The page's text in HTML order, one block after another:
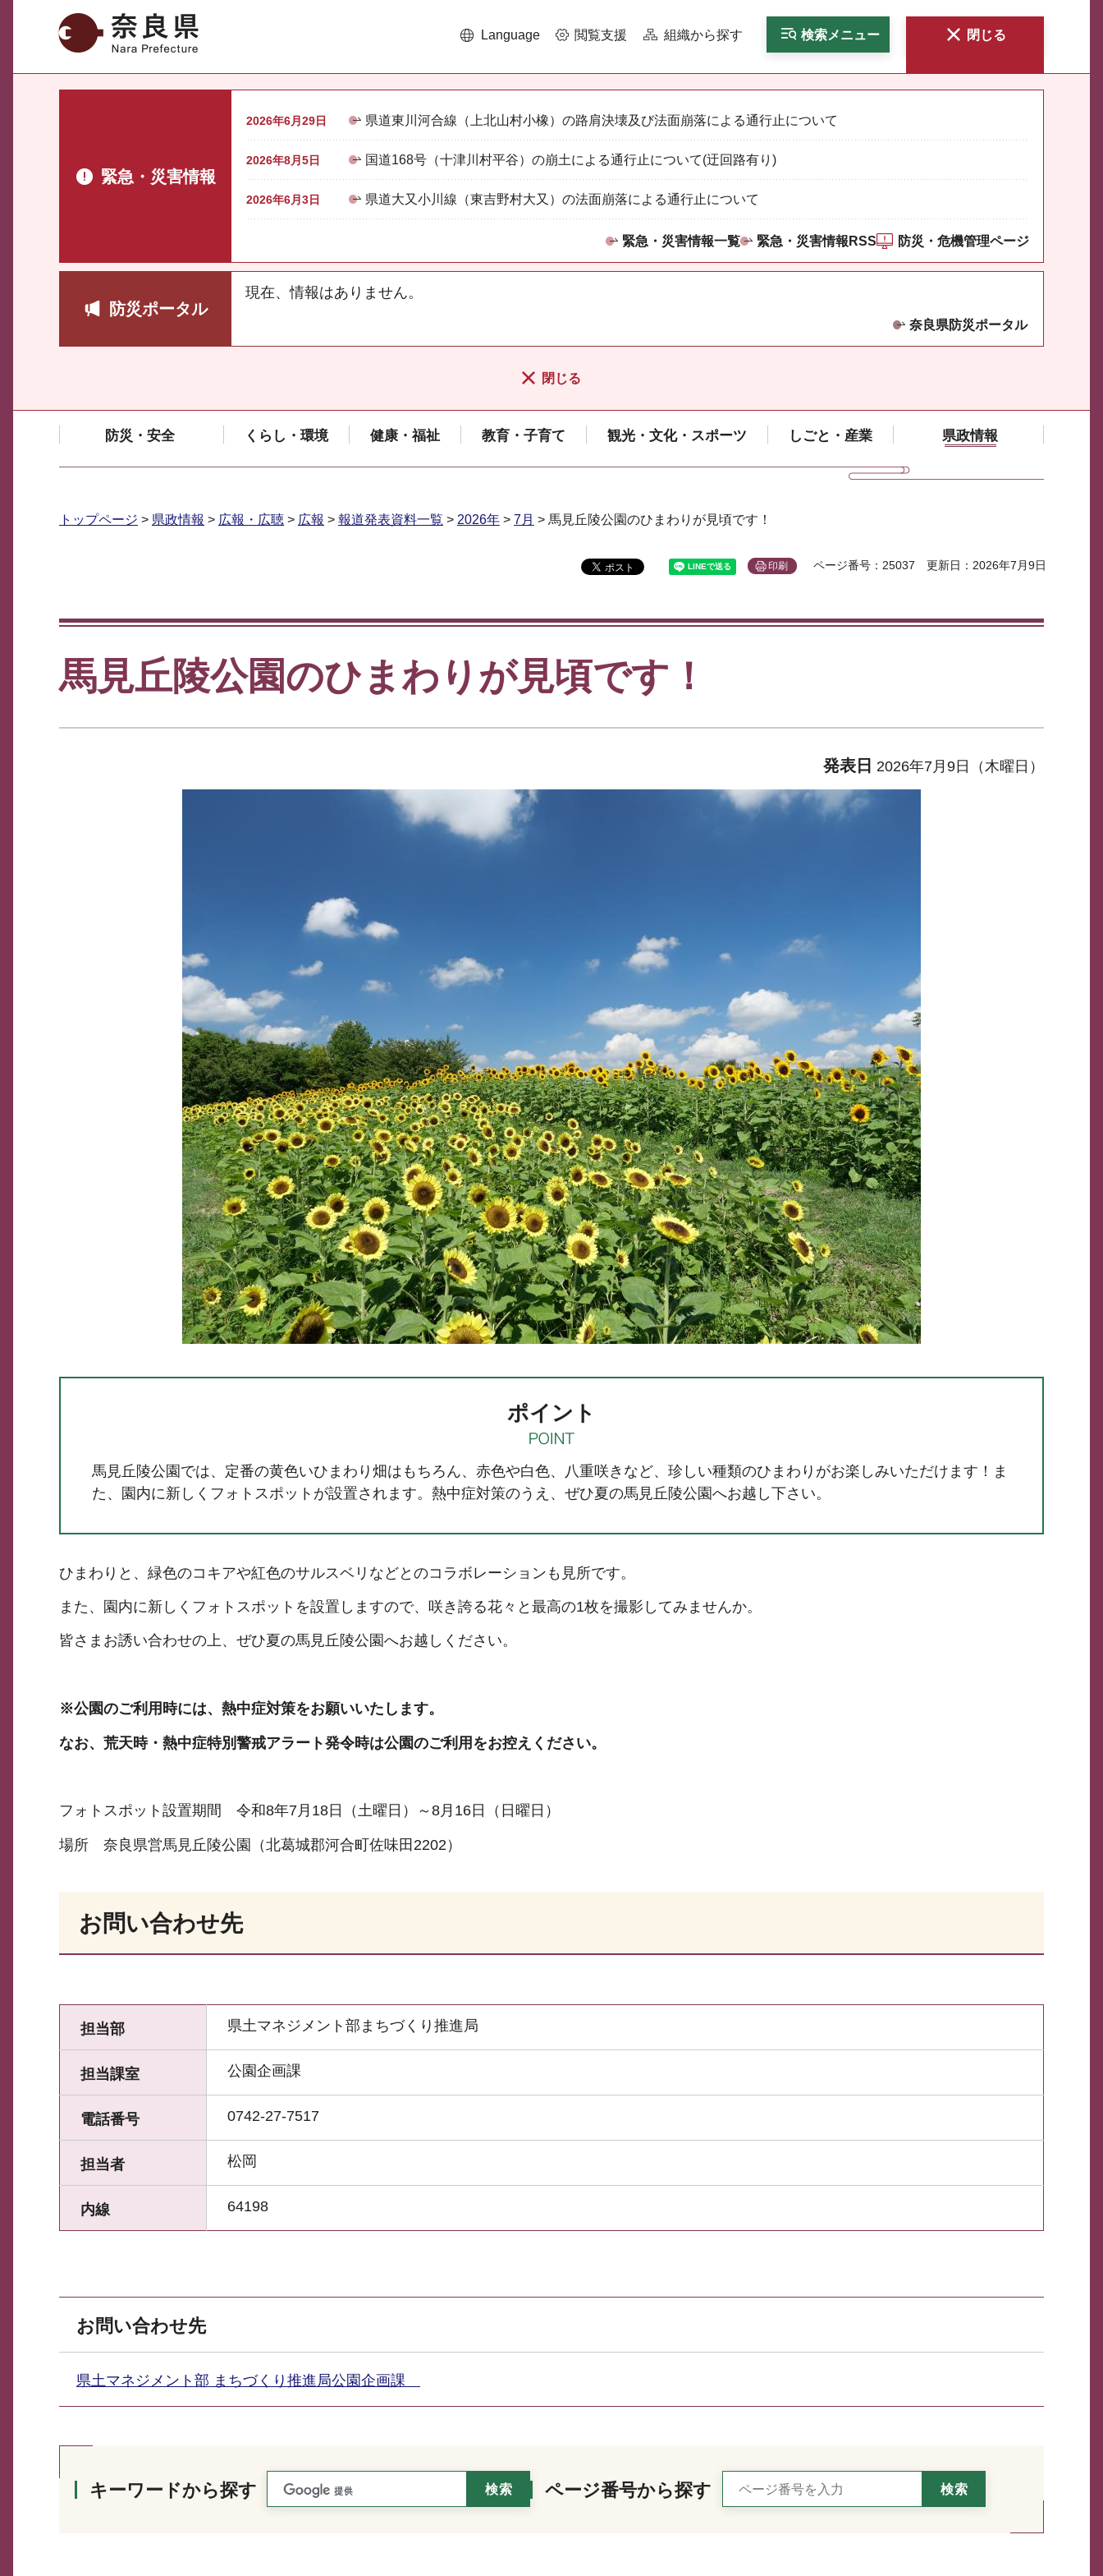
奈良県 Language 閲覧支援 組織から探す 検索メニュー 閉じる
緊急・災害情報
2026年6月29日 県道東川河合線（上北山村小橡）の路肩決壊及び法面崩落による通行止について
2026年8月5日 国道168号（十津川村平谷）の崩土による通行止について(迂回路有り)
2026年6月3日 県道大又小川線（東吉野村大又）の法面崩落による通行止について
緊急・災害情報一覧 緊急・災害情報RSS 防災・危機管理ページ
防災ポータル
現在、情報はありません。
奈良県防災ポータル
閉じる
防災・安全 くらし・環境 健康・福祉 教育・子育て 観光・文化・スポーツ しごと・産業 県政情報
トップページ > 県政情報 > 広報・広聴 > 広報 > 報道発表資料一覧 > 2026年 > 7月 > 馬見丘陵公園のひまわりが見頃です！
印刷 ページ番号：25037 更新日：2026年7月9日
馬見丘陵公園のひまわりが見頃です！
発表日 2026年7月9日（木曜日）
ポイント
馬見丘陵公園では、定番の黄色いひまわり畑はもちろん、赤色や白色、八重咲きなど、珍しい種類のひまわりがお楽しみいただけます！ま
た、園内に新しくフォトスポットが設置されます。熱中症対策のうえ、ぜひ夏の馬見丘陵公園へお越し下さい。
ひまわりと、緑色のコキアや紅色のサルスベリなどとのコラボレーションも見所です。
また、園内に新しくフォトスポットを設置しますので、咲き誇る花々と最高の1枚を撮影してみませんか。
皆さまお誘い合わせの上、ぜひ夏の馬見丘陵公園へお越しください。
※公園のご利用時には、熱中症対策をお願いいたします。
なお、荒天時・熱中症特別警戒アラート発令時は公園のご利用をお控えください。
フォトスポット設置期間 令和8年7月18日（土曜日）～8月16日（日曜日）
場所 奈良県営馬見丘陵公園（北葛城郡河合町佐味田2202）
お問い合わせ先
担当部 県土マネジメント部まちづくり推進局
担当課室 公園企画課
電話番号 0742-27-7517
担当者 松岡
内線 64198
お問い合わせ先
県土マネジメント部 まちづくり推進局公園企画課
キーワードから探す ページ番号から探す